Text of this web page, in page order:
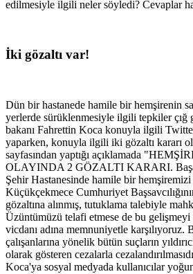
edilmesiyle ilgili neler söyledi? Cevaplar
İki gözaltı var!
Dün bir hastanede hamile bir hemşirenin
yerlerde sürüklenmesiyle ilgili tepkiler çığ
bakanı Fahrettin Koca konuyla ilgili
yaparken, konuyla ilgili iki gözaltı kararı
sayfasından yaptığı açıklamada
OLAYINDA 2 GÖZALTI KARARI.
Şehir Hastanesinde hamile bir
Küçükçekmece Cumhuriyet
gözaltına alınmış, tutuklama talebiyle
Üzüntümüzü telafi etmese de bu gelişmeyi
vicdanı adına memnuniyetle karşılıyoruz.
çalışanlarına yönelik bütün suçların
olarak gösteren cezalarla
Koca'ya sosyal medyada kullanıcılar